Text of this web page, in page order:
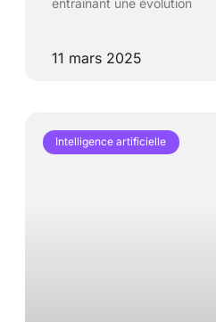
entraînant une évolution
11 mars 2025
Intelligence artificielle